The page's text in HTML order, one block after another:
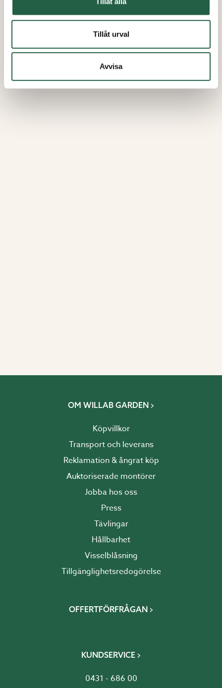
Tillåt urval
Avvisa
OM WILLAB GARDEN
Köpvillkor
Transport och leverans
Reklamation & ångrat köp
Auktoriserade montörer
Jobba hos oss
Press
Tävlingar
Hållbarhet
Visselblåsning
Tillgänglighetsredogörelse
OFFERTFÖRFRÅGAN
KUNDSERVICE
0431 - 686 00